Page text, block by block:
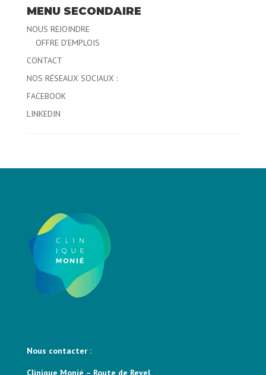
MENU SECONDAIRE
NOUS REJOINDRE
OFFRE D’EMPLOIS
CONTACT
NOS RÉSEAUX SOCIAUX :
FACEBOOK
LINKEDIN
Nous contacter :
Clinique Monié – Route de Revel